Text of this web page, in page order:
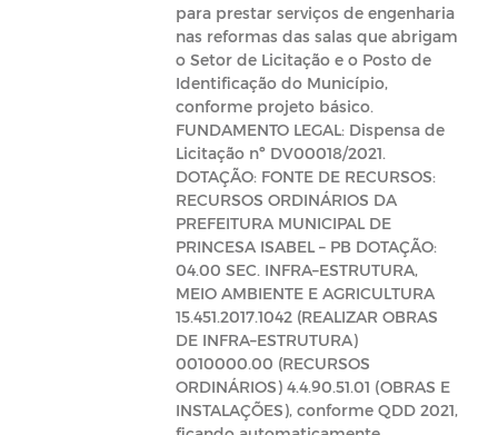
para prestar serviços de engenharia
nas reformas das salas que abrigam
o Setor de Licitação e o Posto de
Identificação do Município,
conforme projeto básico.
FUNDAMENTO LEGAL: Dispensa de
Licitação nº DV00018/2021.
DOTAÇÃO: FONTE DE RECURSOS:
RECURSOS ORDINÁRIOS DA
PREFEITURA MUNICIPAL DE
PRINCESA ISABEL – PB DOTAÇÃO:
04.00 SEC. INFRA–ESTRUTURA,
MEIO AMBIENTE E AGRICULTURA
15.451.2017.1042 (REALIZAR OBRAS
DE INFRA–ESTRUTURA)
0010000.00 (RECURSOS
ORDINÁRIOS) 4.4.90.51.01 (OBRAS E
INSTALAÇÕES), conforme QDD 2021,